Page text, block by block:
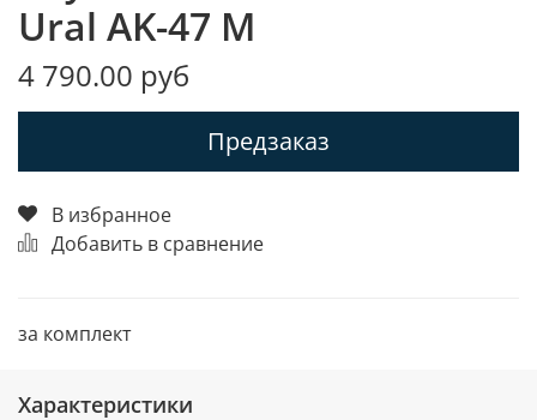
Ural AK-47 M
4 790.00 руб
Предзаказ
В избранное
Добавить в сравнение
за комплект
Характеристики